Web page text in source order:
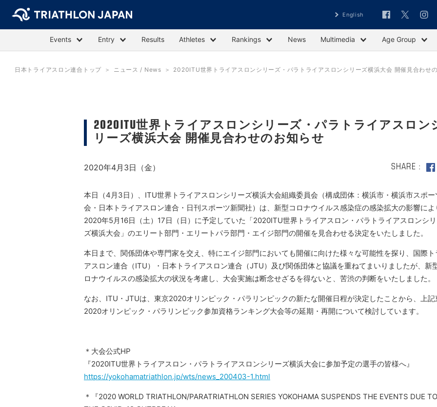
English
Events Entry Results Athletes Rankings News Multimedia Age Group
日本トライアスロン連合トップ ニュース / News 2020ITU世界トライアスロンシリーズ・パラトライアスロンシリーズ横浜大会 開催見合わせ
2020ITU世界トライアスロンシリーズ・パラトライアスロン
リーズ横浜大会 開催見合わせのお知らせ
2020年4月3日（金） SHARE
本日（4月3日）、ITU世界トライアスロンシリーズ横浜大会組織委員会（構成団体：横浜市・横浜市スポー
会・日本トライアスロン連合・日刊スポーツ新聞社）は、新型コロナウイルス感染症の感染拡大の影響によ
2020年5月16日（土）17日（日）に予定していた「2020ITU世界トライアスロン・パラトライアスロンシ
ズ横浜大会」のエリート部門・エリートパラ部門・エイジ部門の開催を見合わせる決定をいたしました。
本日まで、関係団体や専門家を交え、特にエイジ部門においても開催に向けた様々な可能性を探り、国際ト
アスロン連合（ITU）・日本トライアスロン連合（JTU）及び関係団体と協議を重ねてまいりましたが、新
ロナウイルスの感染拡大の状況を考慮し、大会実施は断念せざるを得ないと、苦渋の判断をいたしました。
なお、 ITU ・ JTUは、東京2020オリンピック・パラリンピックの新たな開催日程が決定したことから、上記
2020オリンピック・パラリンピック参加資格ランキング大会等の延期・再開について検討しています。
＊大会公式HP
『2020ITU世界トライアスロン・パラトライアスロンシリーズ横浜大会に参加予定の選手の皆様へ』
https://yokohamatriathlon.jp/wts/news_200403-1.html
＊『2020 WORLD TRIATHLON/PARATRIATHLON SERIES YOKOHAMA SUSPENDS THE EVENTS DUE TO